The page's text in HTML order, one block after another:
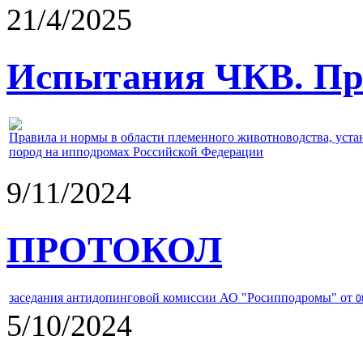
21/4/2025
Испытания ЧКВ.
Правила и нормы в области племенного животноводства,
пород на ипподромах Российской Федерации
9/11/2024
ПРОТОКОЛ
заседания антидопинговой комиссии АО "Росипподромы" от
5/10/2024